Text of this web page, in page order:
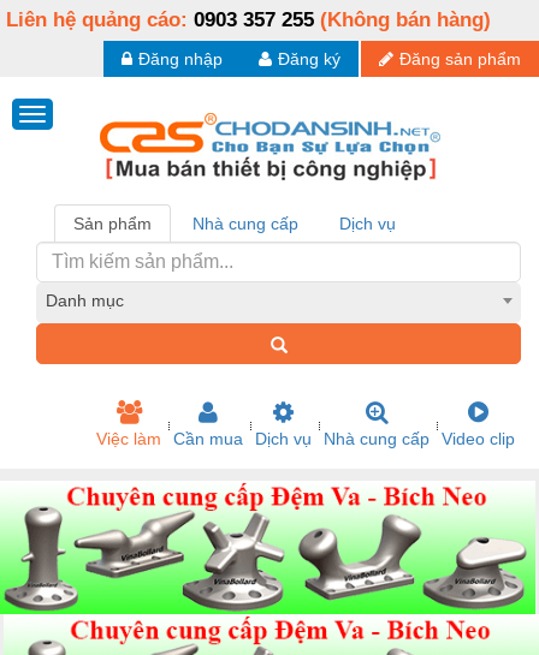
Liên hệ quảng cáo: 0903 357 255 (Không bán hàng)
Đăng sản phẩm
Đăng ký
Đăng nhập
Sản phẩm Nhà cung cấp Dịch vụ
Danh mục
Việc làm Cần mua Dịch vụ Nhà cung cấp Video clip